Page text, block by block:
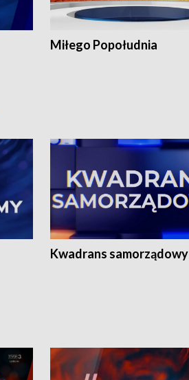
Miłego Popołudnia
Kwadrans samorządowy